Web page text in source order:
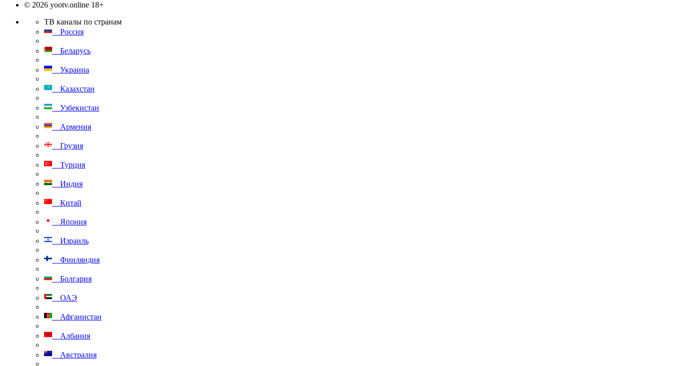
© 2026 yootv.online 18+
ТВ каналы по странам
Россия
Беларусь
Украина
Казахстан
Узбекистан
Армения
Грузия
Турция
Индия
Китай
Япония
Израиль
Финляндия
Болгария
ОАЭ
Афганистан
Албания
Австралия